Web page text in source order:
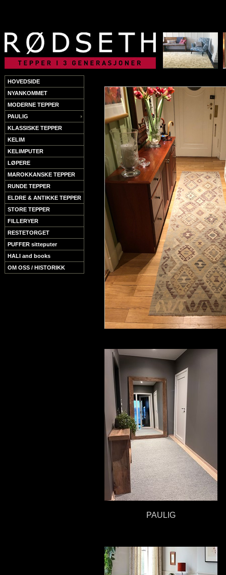
HOVEDSIDE
NYANKOMMET
MODERNE TEPPER
PAULIG
KLASSISKE TEPPER
KELIM
KELIMPUTER
LØPERE
MAROKKANSKE TEPPER
RUNDE TEPPER
ELDRE & ANTIKKE TEPPER
STORE TEPPER
FILLERYER
RESTETORGET
PUFFER sitteputer
HALI and books
OM OSS / HISTORIKK
PAULIG